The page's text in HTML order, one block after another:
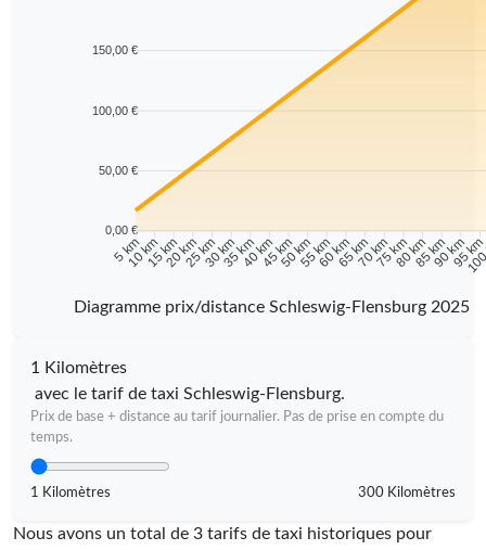
150,00 €
100,00 €
50,00 €
0,00 €
5 km
10 km15 km20 km25 km30 km35 km40 km45 km50 km55 km60 km65 km70 km75 km80 km85 km90 km95 km
Diagramme prix/distance Schleswig-Flensburg 2025
1 Kilomètres
avec le tarif de taxi Schleswig-Flensburg.
Prix de base + distance au tarif journalier. Pas de prise en compte du
temps.
1 Kilomètres 300 Kilomètres
Nous avons un total de 3 tarifs de taxi historiques pour